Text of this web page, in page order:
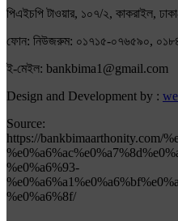
পিএইচপি টাওয়ার, ১০৭/২, কাকরাইল,
ফোন: নিউজরুম: ০১৭১৫-০৭৬৫৯০,
ই-মেইল: bankbima1@gmail.com
Design and Development by :
Source:
https://bankbimaarthonity.com/
%e0%a6%93-
%e0%a6%8f/